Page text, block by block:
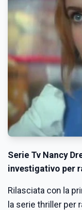
Serie Tv Nancy
investigativo per
Rilasciata con la
la serie thriller per